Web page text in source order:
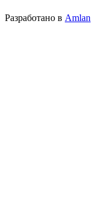
Разработано в Amlan